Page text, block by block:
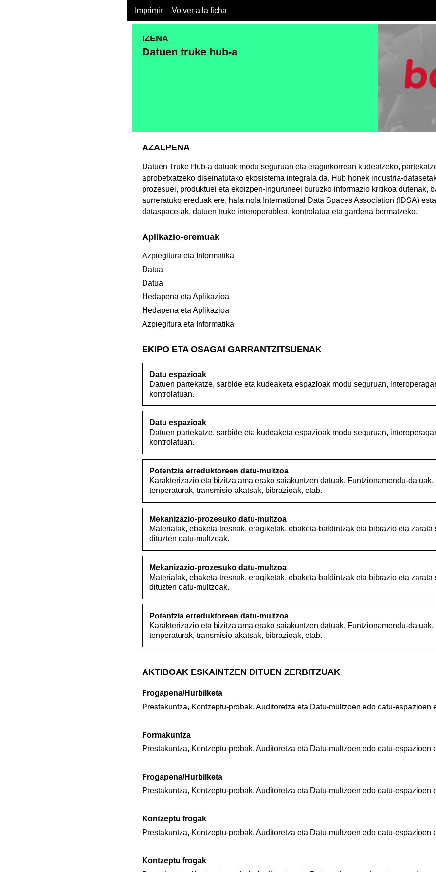
Imprimir Volver a la ficha
IZENA
Datuen truke hub-a
AZALPENA
Datuen Truke Hub-a datuak modu seguruan eta eraginkorrean kudeatzeko,
aprobetxatzeko diseinatutako ekosistema integrala da. Hub honek industria-
prozesuei, produktuei eta ekoizpen-inguruneei buruzko informazio kritikoa dutenak,
aurreratuko ereduak ere, hala nola International Data Spaces Association (IDSA)
dataspace-ak, datuen truke interoperablea, kontrolatua eta gardena bermatzeko.
Aplikazio-eremuak
Azpiegitura eta Informatika
Datua
Datua
Hedapena eta Aplikazioa
Hedapena eta Aplikazioa
Azpiegitura eta Informatika
EKIPO ETA OSAGAI GARRANTZITSUENAK
Datu espazioak
Datuen partekatze, sarbide eta kudeaketa espazioak modu seguruan,
kontrolatuan.
Datu espazioak
Datuen partekatze, sarbide eta kudeaketa espazioak modu seguruan,
kontrolatuan.
Potentzia erreduktoreen datu-multzoa
Karakterizazio eta bizitza amaierako saiakuntzen datuak. Funtzionamendu-datuak,
tenperaturak, transmisio-akatsak, bibrazioak, etab.
Mekanizazio-prozesuko datu-multzoa
Materialak, ebaketa-tresnak, eragiketak, ebaketa-baldintzak eta bibrazio eta zarata
dituzten datu-multzoak.
Mekanizazio-prozesuko datu-multzoa
Materialak, ebaketa-tresnak, eragiketak, ebaketa-baldintzak eta bibrazio eta zarata
dituzten datu-multzoak.
Potentzia erreduktoreen datu-multzoa
Karakterizazio eta bizitza amaierako saiakuntzen datuak. Funtzionamendu-datuak,
tenperaturak, transmisio-akatsak, bibrazioak, etab.
AKTIBOAK ESKAINTZEN DITUEN ZERBITZUAK
Frogapena/Hurbilketa
Prestakuntza, Kontzeptu-probak, Auditoretza eta Datu-multzoen edo datu-espazioen
Formakuntza
Prestakuntza, Kontzeptu-probak, Auditoretza eta Datu-multzoen edo datu-espazioen
Frogapena/Hurbilketa
Prestakuntza, Kontzeptu-probak, Auditoretza eta Datu-multzoen edo datu-espazioen
Kontzeptu frogak
Prestakuntza, Kontzeptu-probak, Auditoretza eta Datu-multzoen edo datu-espazioen
Kontzeptu frogak